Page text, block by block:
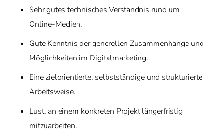
Sehr gutes technisches Verständnis rund um
Online-Medien.
Gute Kenntnis der generellen Zusammenhänge und
Möglichkeiten im Digitalmarketing.
Eine zielorientierte, selbstständige und strukturierte
Arbeitsweise.
Lust, an einem konkreten Projekt längerfristig
mitzuarbeiten.